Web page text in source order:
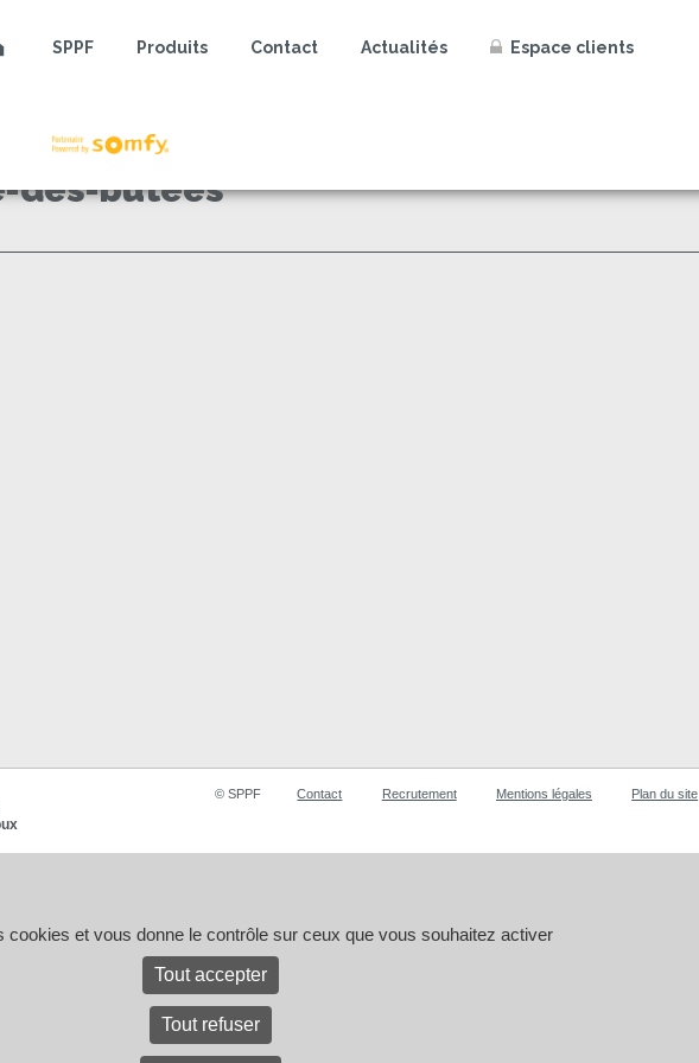
SPPF Produits Contact Actualités Espace clients
des-butees
© SPPF Contact Recrutement Mentions légales Plan du site
cookies et vous donne le contrôle sur ceux que vous souhaitez activer
Tout accepter
Tout refuser